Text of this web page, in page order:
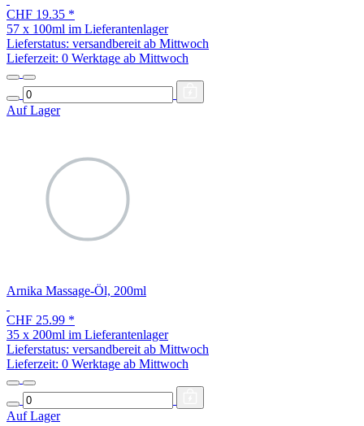
CHF 19.35 *
57 x 100ml im Lieferantenlager
Lieferstatus: versandbereit ab Mittwoch
Lieferzeit: 0 Werktage ab Mittwoch
Auf Lager
Arnika Massage-Öl, 200ml
CHF 25.99 *
35 x 200ml im Lieferantenlager
Lieferstatus: versandbereit ab Mittwoch
Lieferzeit: 0 Werktage ab Mittwoch
Auf Lager